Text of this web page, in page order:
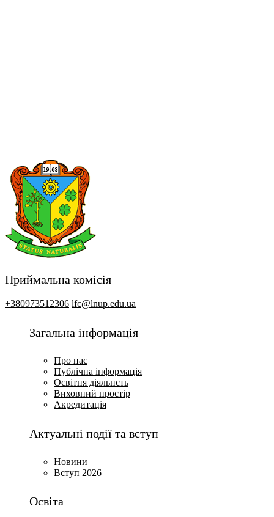
Приймальна комісія
+380973512306 lfc@lnup.edu.ua
Загальна інформація
Про нас
Публічна інформація
Освітня діяльнсть
Виховний простір
Акредитація
Актуальні події та вступ
Новини
Вступ 2026
Освіта